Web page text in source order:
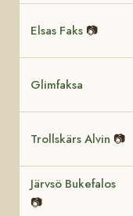
Elsas Faks 📷
Glimfaksa
Trollskärs Alvin 📷
Järvsö Bukefalos
📷